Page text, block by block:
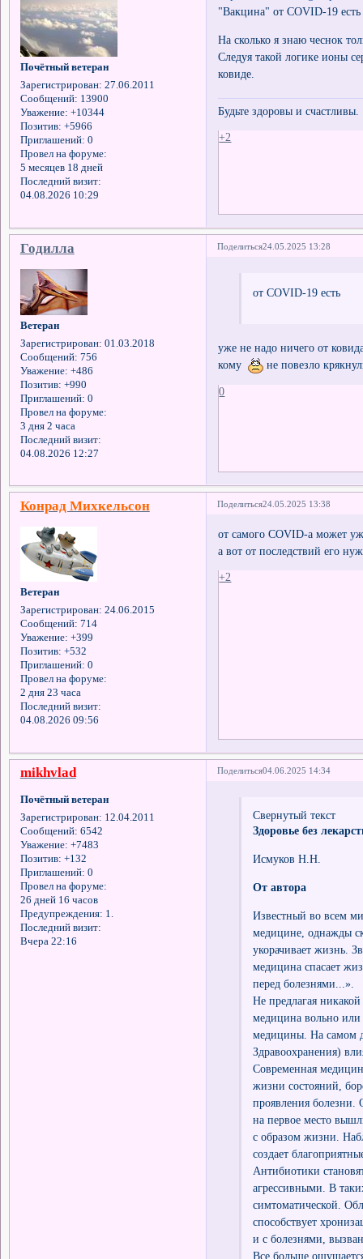
Почётный ветеран
Зарегистрирован: 27.06.2011
Сообщений: 13900
Уважение: +10344
Позитив: +5966
Приглашений: 0
Провел на форуме:
5 месяцев 18 дней
Последний визит:
04.08.2026 10:29
"Вакцина" от COVID-19
На сколько я знаю чеснок
Следуя такой логике ионы
ковиде.
Будьте здоровы и счастливы.
+2
Поделиться24.05.2025 13:28
Годилла
Ветеран
Зарегистрирован: 01.03.2018
Сообщений: 756
Уважение: +486
Позитив: +990
Приглашений: 0
Провел на форуме:
3 дня 2 часа
Последний визит:
04.08.2026 12:27
от COVID-19 есть
уже не надо ничего от
кому
не повезло
0
Поделиться24.05.2025 13:38
Конрад Михкельсон
Ветеран
Зарегистрирован: 24.06.2015
Сообщений: 714
Уважение: +399
Позитив: +532
Приглашений: 0
Провел на форуме:
2 дня 23 часа
Последний визит:
04.08.2026 09:56
от самого COVID-а может
а вот от последствий его
+2
Поделиться04.06.2025 14:34
mikhvlad
Почётный ветеран
Зарегистрирован: 12.04.2011
Сообщений: 6542
Уважение: +7483
Позитив: +132
Приглашений: 0
Провел на форуме:
26 дней 16 часов
Предупреждения: 1.
Последний визит:
Вчера 22:16
Свернутый текст
Здоровье без
Исмуков Н.Н.
От автора
Известный во всем
медицине, однажды
укорачивает жизнь.
медицина спасает
перед болезнями...».
Не предлагая
медицина вольно или
медицины. На самом
Здравоохранения)
Современная
жизни состояний,
проявления болезни.
на первое место
с образом жизни.
создает
Антибиотики
агрессивными. В
симтоматической.
способствует
и с болезнями,
Все больше